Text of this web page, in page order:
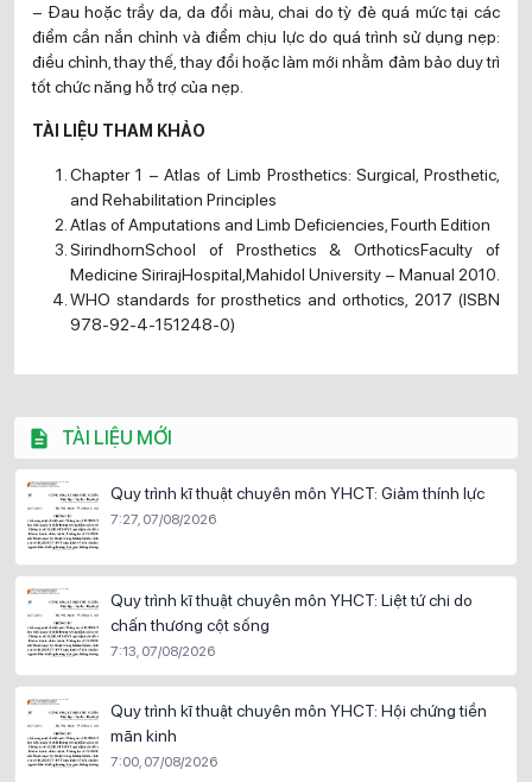
TÀI LIỆU MỚI
Quy trình kĩ thuật chuyên môn YHCT: Giảm thính lực
7:27, 07/08/2026
Quy trình kĩ thuật chuyên môn YHCT: Liệt tứ chi do
chấn thương cột sống
7:13, 07/08/2026
Quy trình kĩ thuật chuyên môn YHCT: Hội chứng tiền
mãn kinh
7:00, 07/08/2026
– Đau hoặc trầy da, da đổi màu, chai do tỳ đè quá mức tại các
điểm cần nắn chỉnh và điểm chịu lực do quá trình sử dụng nẹp:
điều chỉnh, thay thế, thay đổi hoặc làm mới nhằm đảm bảo duy trì
tốt chức năng hỗ trợ của nẹp.
TÀI LIỆU THAM KHẢO
Chapter 1 – Atlas of Limb Prosthetics: Surgical, Prosthetic,
and Rehabilitation Principles
Atlas of Amputations and Limb Deficiencies, Fourth Edition
SirindhornSchool of Prosthetics & OrthoticsFaculty of
Medicine SirirajHospital,Mahidol University – Manual 2010.
WHO standards for prosthetics and orthotics, 2017 (ISBN
978-92-4-151248-0)